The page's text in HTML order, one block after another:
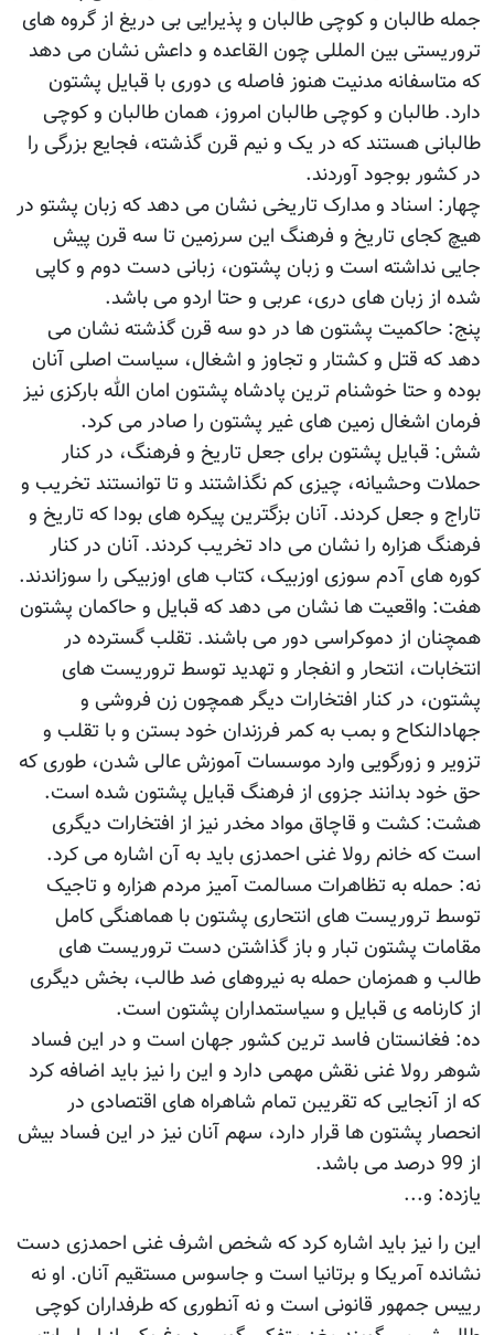
جمله طالبان و کوچی طالبان و پذیرایی بی دریغ از گروه های
تروریستی بین المللی چون القاعده و داعش نشان می دهد
که متاسفانه مدنیت هنوز فاصله ی دوری با قبایل پشتون
دارد. طالبان و کوچی طالبان امروز، همان طالبان و کوچی
طالبانی هستند که در یک و نیم قرن گذشته، فجایع بزرگی را
در کشور بوجود آوردند.
چهار: اسناد و مدارک تاریخی نشان می دهد که زبان پشتو در
هیچ کجای تاریخ و فرهنگ این سرزمین تا سه قرن پیش
جایی نداشته است و زبان پشتون، زبانی دست دوم و کاپی
شده از زبان های دری، عربی و حتا اردو می باشد.
پنج: حاکمیت پشتون ها در دو سه قرن گذشته نشان می
دهد که قتل و کشتار و تجاوز و اشغال، سیاست اصلی آنان
بوده و حتا خوشنام ترین پادشاه پشتون امان الله بارکزی نیز
فرمان اشغال زمین های غیر پشتون را صادر می کرد.
شش: قبایل پشتون برای جعل تاریخ و فرهنگ، در کنار
حملات وحشیانه، چیزی کم نگذاشتند و تا توانستند تخریب و
تاراج و جعل کردند. آنان بزگترین پیکره های بودا که تاریخ و
فرهنگ هزاره را نشان می داد تخریب کردند. آنان در کنار
کوره های آدم سوزی اوزبیک، کتاب های اوزبیکی را سوزاندند.
هفت: واقعیت ها نشان می دهد که قبایل و حاکمان پشتون
همچنان از دموکراسی دور می باشند. تقلب گسترده در
انتخابات، انتحار و انفجار و تهدید توسط تروریست های
پشتون، در کنار افتخارات دیگر همچون زن فروشی و
جهادالنکاح و بمب به کمر فرزندان خود بستن و با تقلب و
تزویر و زورگویی وارد موسسات آموزش عالی شدن، طوری که
حق خود بدانند جزوی از فرهنگ قبایل پشتون شده است.
هشت: کشت و قاچاق مواد مخدر نیز از افتخارات دیگری
است که خانم رولا غنی احمدزی باید به آن اشاره می کرد.
نه: حمله به تظاهرات مسالمت آمیز مردم هزاره و تاجیک
توسط تروریست های انتحاری پشتون با هماهنگی کامل
مقامات پشتون تبار و باز گذاشتن دست تروریست های
طالب و همزمان حمله به نیروهای ضد طالب، بخش دیگری
از کارنامه ی قبایل و سیاستمداران پشتون است.
ده: فغانستان فاسد ترین کشور جهان است و در این فساد
شوهر رولا غنی نقش مهمی دارد و این را نیز باید اضافه کرد
که از آنجایی که تقریبن تمام شاهراه های اقتصادی در
انحصار پشتون ها قرار دارد، سهم آنان نیز در این فساد بیش
از 99 درصد می باشد.
یازده: و...
این را نیز باید اشاره کرد که شخص اشرف غنی احمدزی دست
نشانده آمریکا و برتانیا است و جاسوس مستقیم آنان. او نه
رییس جمهور قانونی است و نه آنطوری که طرفداران کوچی